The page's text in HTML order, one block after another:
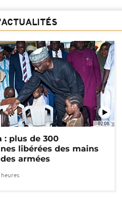
02:08
: plus de 300
libérées des mains
armées
heures